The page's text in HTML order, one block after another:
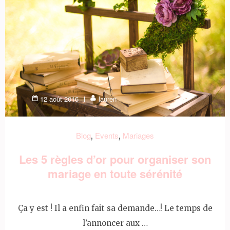
12 août 2016 lauren
Blog, Events, Mariages
Les 5 règles d’or pour organiser son
mariage en toute sérénité
Ça y est ! Il a enfin fait sa demande…! Le temps de
l’annoncer aux …